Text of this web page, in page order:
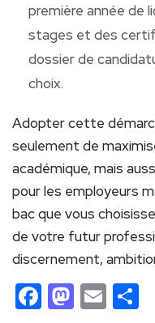
première année de
stages et des
dossier de
choix.
Adopter cette
seulement de
académique, mais
pour les employeurs
bac que vous
de votre futur
discernement,
Facebook
Email